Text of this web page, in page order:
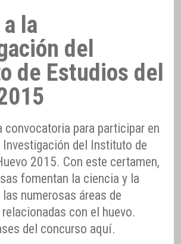
la
del
de Estudios del
convocatoria para participar en
del Instituto de
2015. Con este certamen,
fomentan la ciencia y la
numerosas áreas de
con el huevo.
del concurso aquí.